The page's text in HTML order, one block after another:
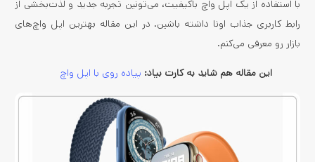
با استفاده از یک اپل واچ باکیفیت، می‌تونین تجربه جدید و لذت‌بخشی از
رابط کاربری جذاب اونا داشته باشین. در این مقاله بهترین اپل واچ‌های
بازار رو معرفی می‌کنم.
این مقاله هم شاید به کارت بیاد: پیاده روی با اپل واچ